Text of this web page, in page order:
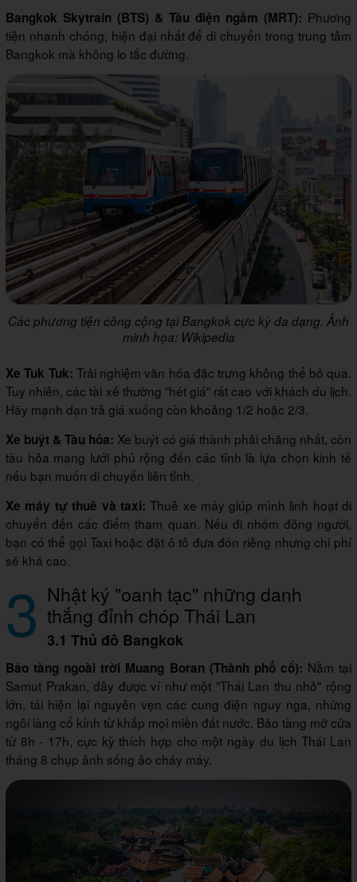
Bangkok Skytrain (BTS) & Tàu điện ngầm (MRT): Phương
tiện nhanh chóng, hiện đại nhất để di chuyển trong trung tâm
Bangkok mà không lo tắc đường.
Các phương tiện công cộng tại Bangkok cực kỳ đa dạng. Ảnh
minh họa: Wikipedia
Xe Tuk Tuk: Trải nghiệm văn hóa đặc trưng không thể bỏ qua.
Tuy nhiên, các tài xế thường "hét giá" rất cao với khách du lịch.
Hãy mạnh dạn trả giá xuống còn khoảng 1/2 hoặc 2/3.
Xe buýt & Tàu hỏa: Xe buýt có giá thành phải chăng nhất, còn
tàu hỏa mạng lưới phủ rộng đến các tỉnh là lựa chọn kinh tế
nếu bạn muốn di chuyển liên tỉnh.
Xe máy tự thuê và taxi: Thuê xe máy giúp mình linh hoạt di
chuyển đến các điểm tham quan. Nếu đi nhóm đông người,
bạn có thể gọi Taxi hoặc đặt ô tô đưa đón riêng nhưng chi phí
sẽ khá cao.
3 Nhật ký "oanh tạc" những danh
thắng đỉnh chóp Thái Lan
3.1 Thủ đô Bangkok
Bảo tàng ngoài trời Muang Boran (Thành phố cổ): Nằm tại
Samut Prakan, đây được ví như một "Thái Lan thu nhỏ" rộng
lớn, tái hiện lại nguyên vẹn các cung điện nguy nga, những
ngôi làng cổ kính từ khắp mọi miền đất nước. Bảo tàng mở cửa
từ 8h - 17h, cực kỳ thích hợp cho một ngày du lịch Thái Lan
tháng 8 chụp ảnh sống ảo cháy máy.